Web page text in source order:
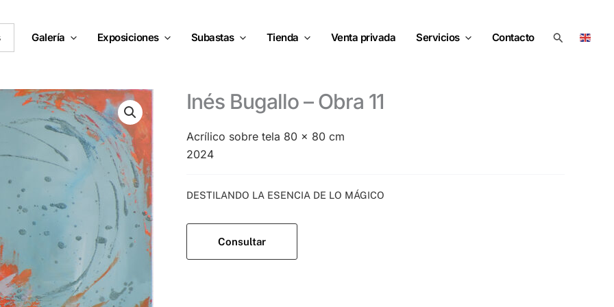
Galería Exposiciones Subastas Tienda Venta privada Servicios Contacto Buscar
Inés Bugallo – Obra 11
Acrílico sobre tela 80 x 80 cm
2024
DESTILANDO LA ESENCIA DE LO MÁGICO
Consultar